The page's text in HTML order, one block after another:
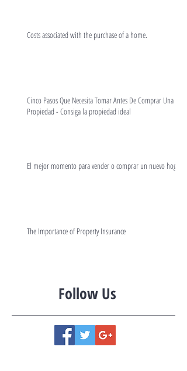
Follow Us
Costs associated with the purchase of a home.
Cinco Pasos Que Necesita Tomar Antes De Comprar Una
Propiedad - Consiga la propiedad ideal
El mejor momento para vender o comprar un nuevo hogar
The Importance of Property Insurance